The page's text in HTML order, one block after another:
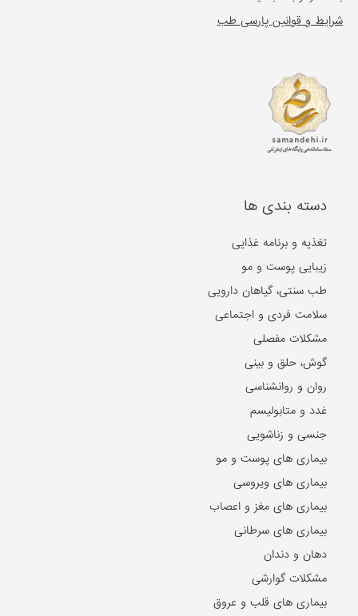
شرایط و قوانین پارسی طب
دسته بندی ها
تغذیه و برنامه غذایی
زیبایی پوست و مو
طب سنتی، گیاهان دارویی
سلامت فردی و اجتماعی
مشکلات مفصلی
گوش، حلق و بینی
روان و روانشناسی
غدد و متابولیسم
جنسی و زناشویی
بیماری های پوست و مو
بیماری های ویروسی
بیماری های مغز و اعصاب
بیماری های سرطانی
دهان و دندان
مشکلات گوارشی
بیماری های قلب و عروق